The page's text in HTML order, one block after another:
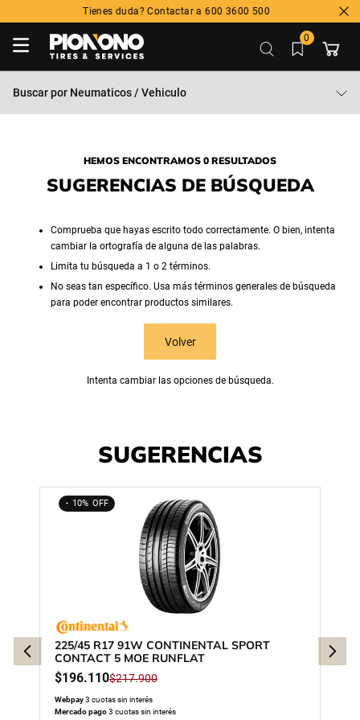
Tienes duda? Contactar a 600 3600 500
0
Buscar por Neumaticos / Vehiculo
HEMOS ENCONTRAMOS 0 RESULTADOS
SUGERENCIAS DE BÚSQUEDA
Comprueba que hayas escrito todo correctamente. O bien, intenta
cambiar la ortografía de alguna de las palabras.
Limita tu búsqueda a 1 o 2 términos.
No seas tan específico. Usa más términos generales de búsqueda
para poder encontrar productos similares.
Volver
Intenta cambiar las opciones de búsqueda.
SUGERENCIAS
10%
225/45 R17 91W CONTINENTAL SPORT
CONTACT 5 MOE RUNFLAT
$196.110$217.900
Webpay3 cuotas sin interés
Mercado pago3 cuotas sin interés